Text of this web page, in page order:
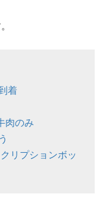
着
肉のみ
リプションボッ